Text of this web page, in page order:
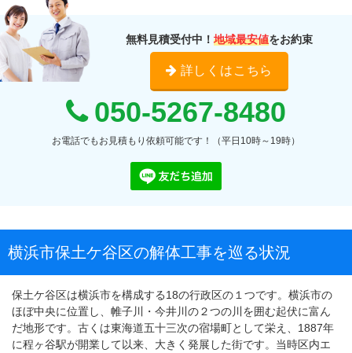
無料見積受付中！ 地域最安値をお約束
詳しくはこちら
050-5267-8480
お電話でもお見積もり依頼可能です！（平日10時～19時）
横浜市保土ケ谷区の解体工事を巡る状況
保土ケ谷区は横浜市を構成する18の行政区の１つです。横浜市の
ほぼ中央に位置し、帷子川・今井川の２つの川を囲む起伏に富ん
だ地形です。古くは東海道五十三次の宿場町として栄え、1887年
に程ヶ谷駅が開業して以来、大きく発展した街です。当時区内エ